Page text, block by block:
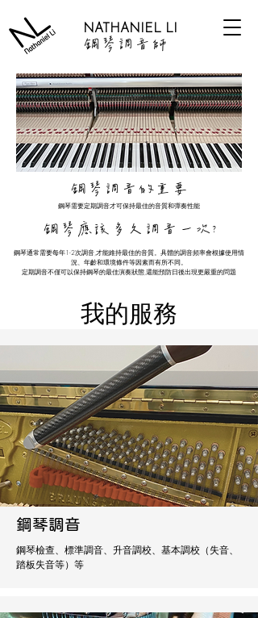
NATHANIEL LI
鋼琴調音師
鋼琴調音的重要
鋼琴需要定期調音才可保持最佳的音質和彈奏性能
鋼琴應該多久調音一次?
鋼琴通常需要每年1-2次調音,才能維持最佳的音質。具體的調音頻率會根據使用情
況、年齡和環境條件等因素而有所不同。
定期調音不僅可以保持鋼琴的最佳演奏狀態,還能預防日後出現更嚴重的問題
我的服務
鋼琴調音
鋼琴檢查、標準調音、升音調校、基本調校（失音、
踏板失音等）等